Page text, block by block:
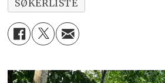
SØKERLISTE